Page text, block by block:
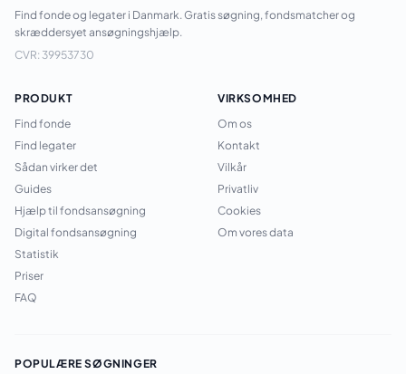
Find fonde og legater i Danmark. Gratis søgning, fondsmatcher og
skræddersyet ansøgningshjælp.
CVR: 39953730
PRODUKT
Find fonde
Find legater
Sådan virker det
Guides
Hjælp til fondsansøgning
Digital fondsansøgning
Statistik
Priser
FAQ
VIRKSOMHED
Om os
Kontakt
Vilkår
Privatliv
Cookies
Om vores data
POPULÆRE SØGNINGER